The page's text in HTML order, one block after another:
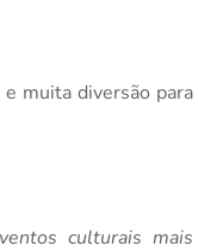
muita diversão para
culturais mais